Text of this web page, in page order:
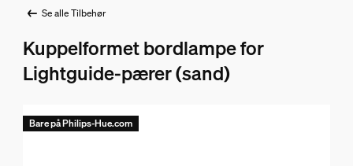
Se alle Tilbehør
Kuppelformet bordlampe for
Lightguide-pærer (sand)
Bare på Philips-Hue.com